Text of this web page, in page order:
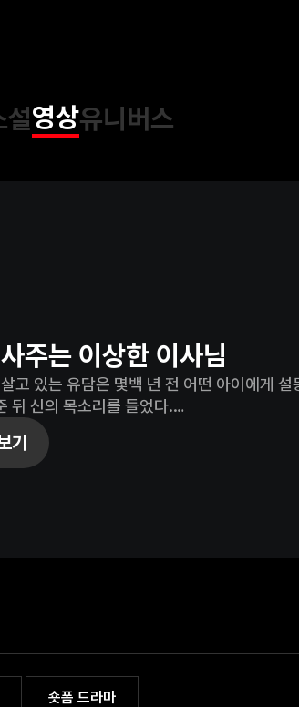
설영상유니버스
주는 이상한 이사님
고 있는 유담은 몇백 년 전 어떤 아이에게 설
뒤 신의 목소리를 들었다.
의 아이’로 여겼고, 그런 아이에게 이름을 지
것 을 뜻하므로 민유담은 죄를 짓게 된 것이
어난 두 번째 생과 세 번째 생 모두 동백을 ‘
기
숏폼 드라마